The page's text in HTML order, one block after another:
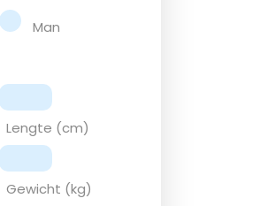
Man
Lengte (cm)
Gewicht (kg)